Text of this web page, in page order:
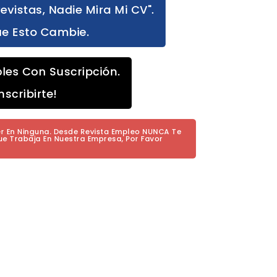
Nadie Mira Mi CV".
Esto Cambie.
Con Suscripción.
Ninguna. Desde Revista Empleo NUNCA Te
Trabaja En Nuestra Empresa, Por Favor